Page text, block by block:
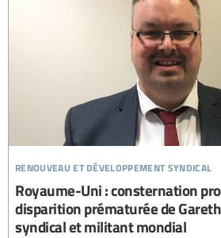
renouveau et développement syndical
Royaume-Uni : consternation
disparition prématurée de
syndical et militant mondial